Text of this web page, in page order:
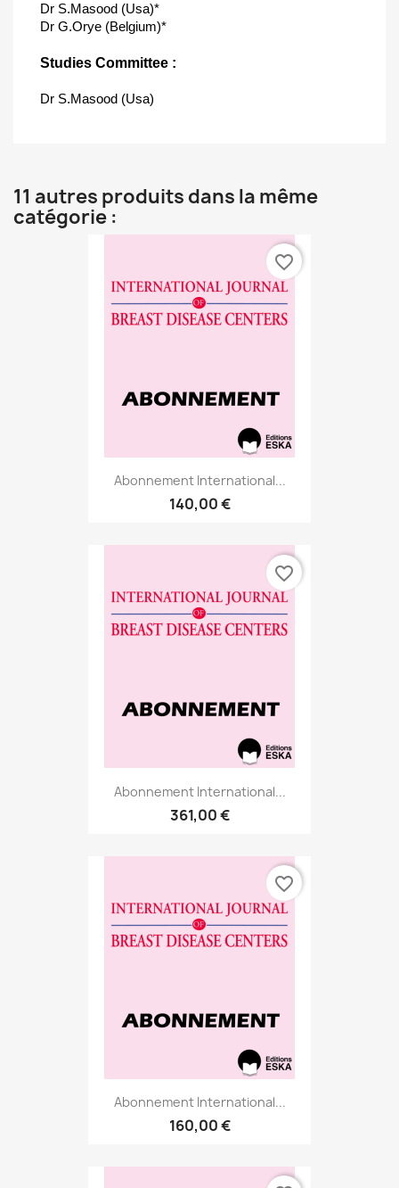
Dr S.Masood (Usa)*
Dr G.Orye (Belgium)*
Studies Committee :
Dr S.Masood (Usa)
11 autres produits dans la même
catégorie :
Abonnement International...
140,00 €
favorite_border
Abonnement International...
361,00 €
favorite_border
Abonnement International...
160,00 €
favorite_border